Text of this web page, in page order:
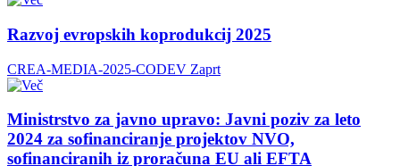
Razvoj evropskih koprodukcij 2025
CREA-MEDIA-2025-CODEV Zaprt
Ministrstvo za javno upravo: Javni poziv za leto
2024 za sofinanciranje projektov NVO,
sofinanciranih iz proračuna EU ali EFTA